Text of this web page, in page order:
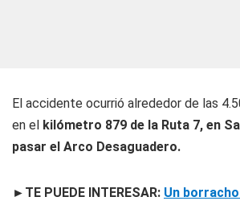
El accidente ocurrió alrededor de las
en el kilómetro 879 de la Ruta 7, en
pasar el Arco Desaguadero.
►TE PUEDE INTERESAR: Un